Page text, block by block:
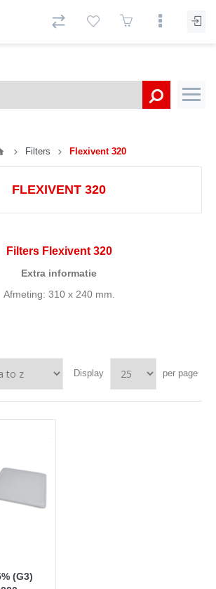
Filters Flexivent 320
FLEXIVENT 320
Filters Flexivent 320
Extra informatie
Afmeting: 310 x 240 mm.
Display per page
(G3)